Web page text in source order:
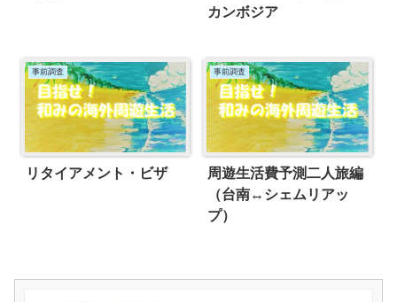
カンボジア
事前調査
リタイアメント・ビザ
事前調査
周遊生活費予測二人旅編
（台南↔シェムリアッ
プ）